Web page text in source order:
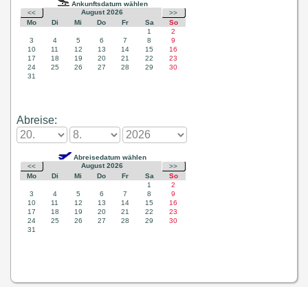
Abreise: